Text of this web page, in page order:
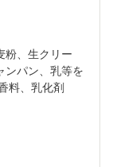
粉、生クリー
ンパン、乳等を
料、乳化剤